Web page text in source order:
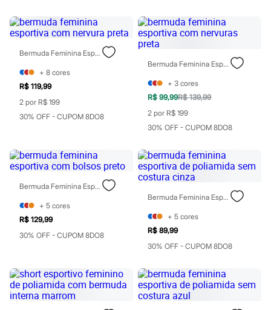
Botas
Chinelos
Pantufas
Rasteirinhas
Sandálias
Tênis
Diversão
Marcas
Baby Club
Fifteen
Miss Fifteen
Calcinhas
Cuecas
Pijamas
Moda praia
Biquínis e Maiôs
Blusas de proteção
Sungas
Disney
Hello Kitty
Homem Aranha
Minecraft
Bermuda Feminina Esportiva Com Nervura Preta
+ 8 cores
R$ 119,99
2 por R$ 199
30% OFF - CUPOM 8DO8
Bermuda Feminina Esportiva Com Nervuras Preta
+ 3 cores
R$ 99,99R$ 139,99
2 por R$ 199
30% OFF - CUPOM 8DO8
Bermuda Feminina Esportiva Com Bolsos Preto
+ 5 cores
R$ 129,99
30% OFF - CUPOM 8DO8
Bermuda Feminina Esportiva De Poliamida Sem Costura Cinza
+ 5 cores
R$ 89,99
30% OFF - CUPOM 8DO8